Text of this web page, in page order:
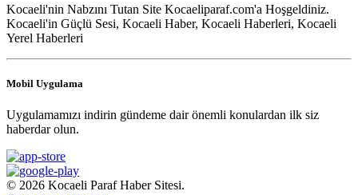
Kocaeli'nin Nabzını Tutan Site Kocaeliparaf.com'a Hoşgeldiniz.
Kocaeli'in Güçlü Sesi, Kocaeli Haber, Kocaeli Haberleri, Kocaeli
Yerel Haberleri
Mobil Uygulama
Uygulamamızı indirin gündeme dair önemli konulardan ilk siz
haberdar olun.
© 2026 Kocaeli Paraf Haber Sitesi.